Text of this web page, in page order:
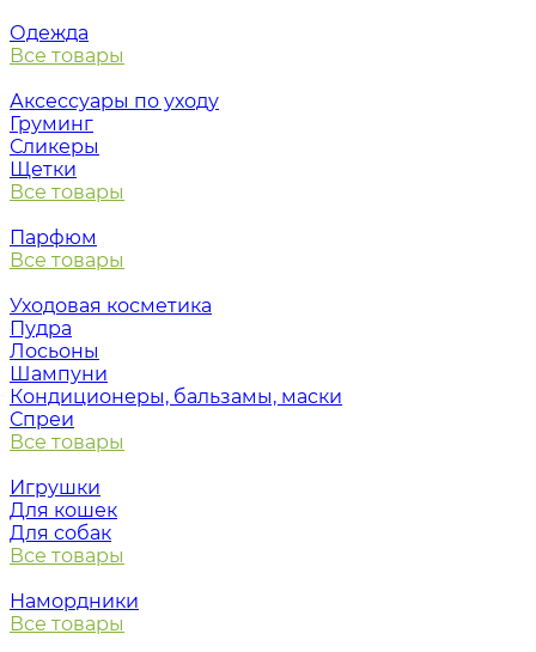
Одежда
Все товары
Аксессуары по уходу
Груминг
Сликеры
Щетки
Все товары
Парфюм
Все товары
Уходовая косметика
Пудра
Лосьоны
Шампуни
Кондиционеры, бальзамы, маски
Спреи
Все товары
Игрушки
Для кошек
Для собак
Все товары
Намордники
Все товары